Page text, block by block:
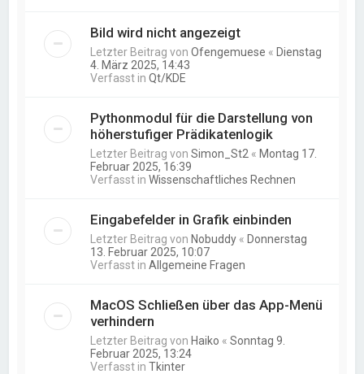
Bild wird nicht angezeigt
Letzter Beitrag vonOfengemuese « Dienstag
4. März 2025, 14:43
Verfasst inQt/KDE
Pythonmodul für die Darstellung von
höherstufiger Prädikatenlogik
Letzter Beitrag vonSimon_St2 « Montag 17.
Februar 2025, 16:39
Verfasst inWissenschaftliches Rechnen
Eingabefelder in Grafik einbinden
Letzter Beitrag von Nobuddy « Donnerstag
13. Februar 2025, 10:07
Verfasst inAllgemeine Fragen
MacOS Schließen über das App-Menü
verhindern
Letzter Beitrag von Haiko «Sonntag 9.
Februar 2025, 13:24
Verfasst inTkinter